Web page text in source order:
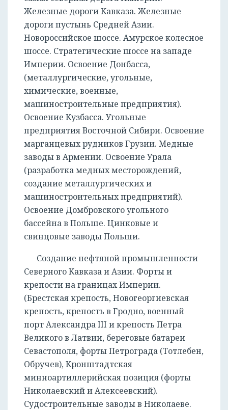
Железные дороги Кавказа. Железные
дороги пустынь Средней Азии.
Новороссийское шоссе. Амурское колесное
шоссе. Стратегические шоссе на западе
Империи. Освоение Донбасса,
(металлургические, угольные,
химические, военные,
машиностроительные предприятия).
Освоение Кузбасса. Угольные
предприятия Восточной Сибири. Освоение
марганцевых рудников Грузии. Медные
заводы в Армении. Освоение Урала
(разработка медных месторождений,
создание металлургических и
машиностроительных предприятий).
Освоение Домбровского угольного
бассейна в Польше. Цинковые и
свинцовые заводы Польши.
Создание нефтяной промышленности
Северного Кавказа и Азии. Форты и
крепости на границах Империи.
(Брестская крепость, Новогеоргиевская
крепость, крепость в Гродно, военный
порт Александра III и крепость Петра
Великого в Латвии, береговые батареи
Севастополя, форты Петрограда (Тотлебен,
Обручев), Кронштадтская
минноартиллерийская позиция (форты
Николаевский и Алексеевский).
Судостроительные заводы в Николаеве.